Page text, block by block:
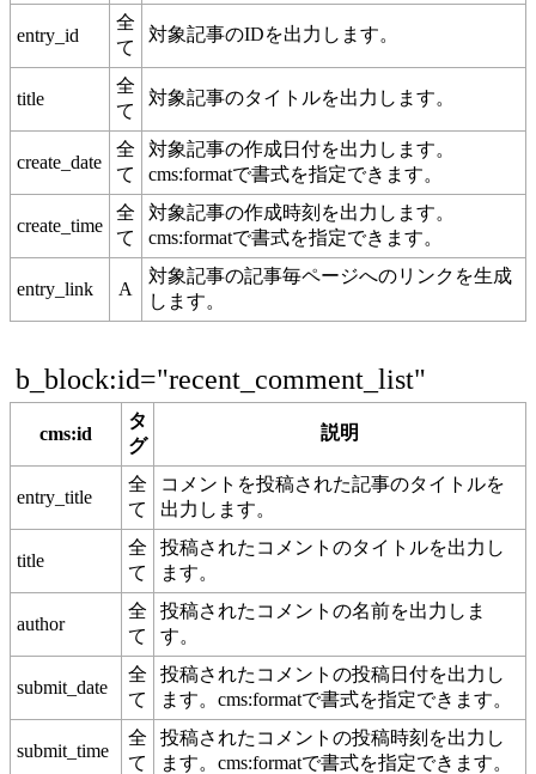
entry_id
全
て
対象記事のIDを出力します。
title
全
て
対象記事のタイトルを出力します。
create_date
全
て
対象記事の作成日付を出力します。
cms:formatで書式を指定できます。
create_time
全
て
対象記事の作成時刻を出力します。
cms:formatで書式を指定できます。
entry_link A
対象記事の記事毎ページへのリンクを生成
します。
b_block:id="recent_comment_list"
cms:id
タ
グ
説明
entry_title
全
て
コメントを投稿された記事のタイトルを
出力します。
title
全
て
投稿されたコメントのタイトルを出力し
ます。
author
全
て
投稿されたコメントの名前を出力しま
す。
submit_date
全
て
投稿されたコメントの投稿日付を出力し
ます。cms:formatで書式を指定できます。
submit_time
全
て
投稿されたコメントの投稿時刻を出力し
ます。cms:formatで書式を指定できます。